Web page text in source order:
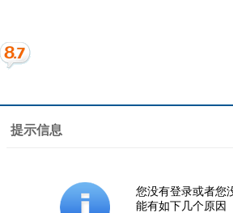
提示信息
您没有登录或者您
能有如下几个原因